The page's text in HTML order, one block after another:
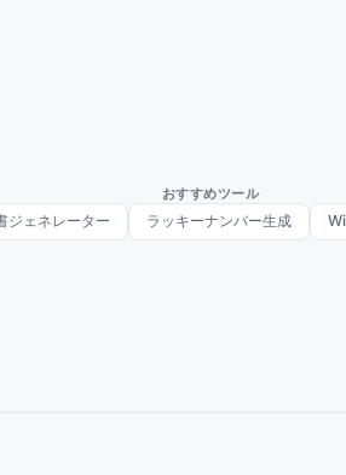
おすすめツール
ジェネレーター ラッキーナンバー生成